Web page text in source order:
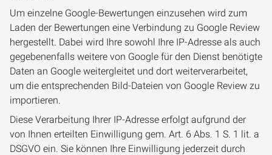
Um einzelne Google-Bewertungen einzusehen wird zum
Laden der Bewertungen eine Verbindung zu Google Review
hergestellt. Dabei wird Ihre sowohl Ihre IP-Adresse als auch
gegebenenfalls weitere von Google für den Dienst benötigte
Daten an Google weitergleitet und dort weiterverarbeitet,
um die entsprechenden Bild-Dateien von Google Review zu
importieren.
Diese Verarbeitung Ihrer IP-Adresse erfolgt aufgrund der
von Ihnen erteilten Einwilligung gem. Art. 6 Abs. 1 S. 1 lit. a
DSGVO ein. Sie können Ihre Einwilligung jederzeit durch